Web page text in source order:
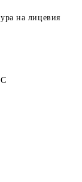
на лицевия